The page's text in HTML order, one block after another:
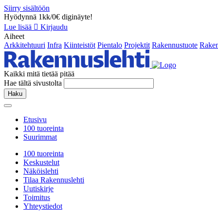
Siirry sisältöön
Hyödynnä 1kk/0€ diginäyte!
Lue lisää
Kirjaudu
Aiheet
Arkkitehtuuri Infra Kiinteistöt Pientalo Projektit Rakennustuote
Kaikki mitä tietää pitää
Hae tältä sivustolta
Haku
Etusivu
100 tuoreinta
Suurimmat
100 tuoreinta
Keskustelut
Näköislehti
Tilaa Rakennuslehti
Uutiskirje
Toimitus
Yhteystiedot